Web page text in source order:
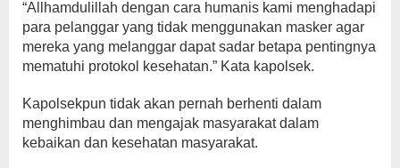
“Allhamdulillah dengan cara humanis kami menghadapi
para pelanggar yang tidak menggunakan masker agar
mereka yang melanggar dapat sadar betapa pentingnya
mematuhi protokol kesehatan.” Kata kapolsek.
Kapolsekpun tidak akan pernah berhenti dalam
menghimbau dan mengajak masyarakat dalam
kebaikan dan kesehatan masyarakat.